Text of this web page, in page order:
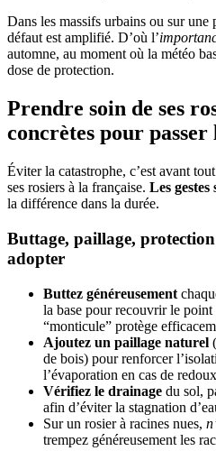
Dans les massifs urbains ou sur une
défaut est amplifié. D’où l’
automne, au moment où la météo
dose de protection.
Prendre soin de ses
concrètes pour passer
Éviter la catastrophe, c’est avant
ses rosiers à la française. Les gestes
la différence dans la durée.
Buttage, paillage, protection
adopter
Buttez généreusement
la base pour recouvrir le
“monticule” protège
Ajoutez un paillage naturel
de bois) pour renforcer
l’évaporation en cas de
Vérifiez le drainage du sol,
afin d’éviter la stagnation
Sur un rosier à racines nues,
trempez généreusement les